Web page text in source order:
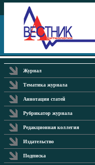
Журнал
Тематика журнала
Аннотации статей
Рубрикатор журнала
Редакционная коллегия
Издательство
Подписка